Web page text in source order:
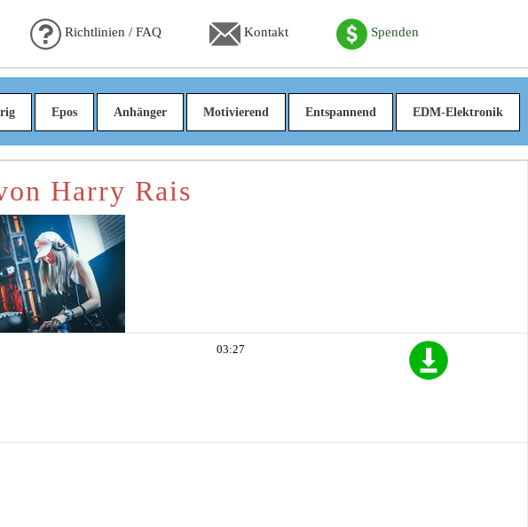
Richtlinien / FAQ Kontakt Spenden
Epos Anhänger Motivierend Entspannend EDM-Elektronik
Harry Rais
03:27